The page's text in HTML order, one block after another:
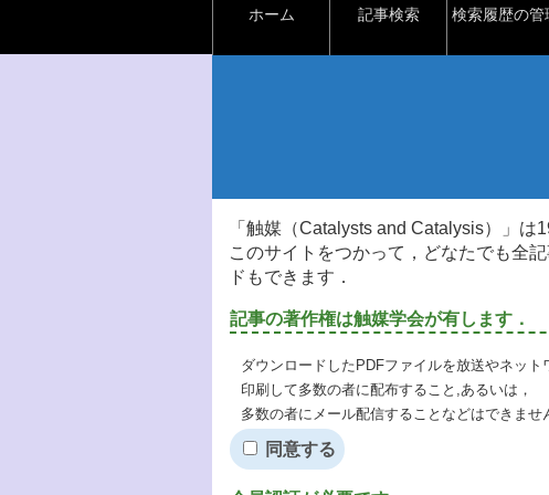
ホーム 記事検索 検索履歴の管
「触媒（Catalysts and Catalysis）」
このサイトをつかって，どなたでも全
ドもできます．
記事の著作権は触媒学会が有します．
ダウンロードしたPDFファイルを放送やネッ
印刷して多数の者に配布すること,あるいは，
多数の者にメール配信することなどはできませ
同意する